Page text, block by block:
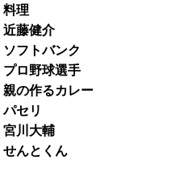
理
藤健介
フトバンク
ロ野球選手
親の作るカレー
パセリ
宮川大輔
せんとくん